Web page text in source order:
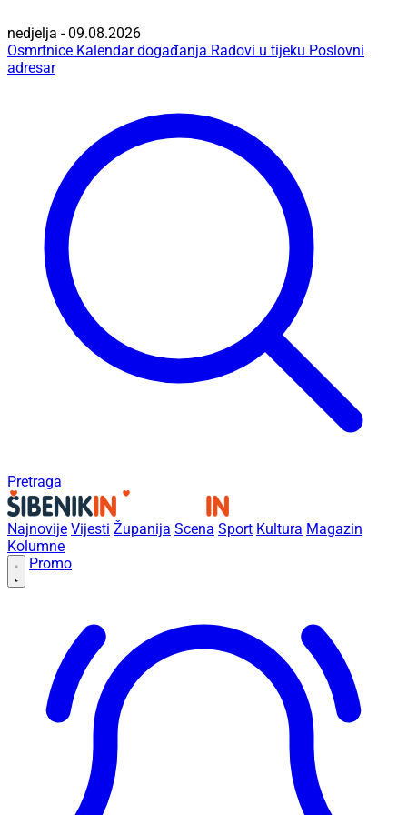
nedjelja - 09.08.2026
Osmrtnice Kalendar događanja Radovi u tijeku Poslovni
adresar
Pretraga
Najnovije Vijesti Županija Scena Sport Kultura Magazin
Kolumne
Promo